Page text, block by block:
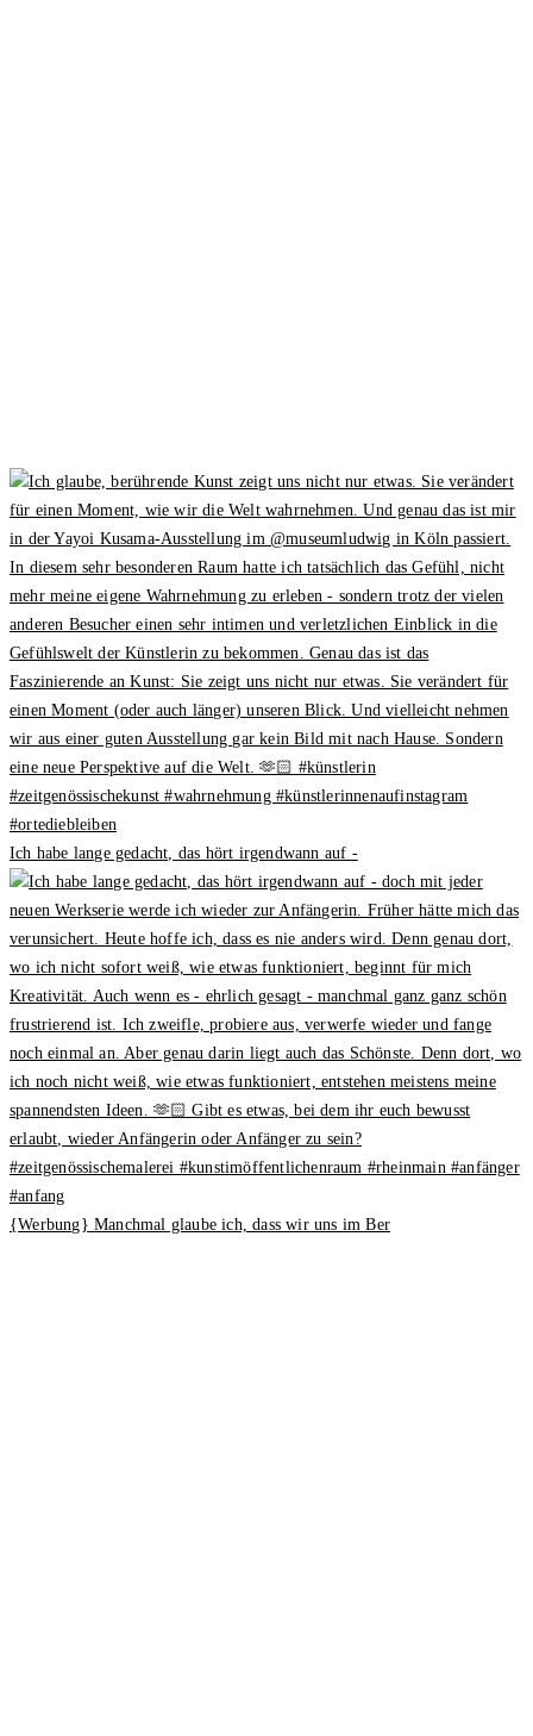
Ich habe lange gedacht, das hört irgendwann auf -
{Werbung} Manchmal glaube ich, dass wir uns im Ber